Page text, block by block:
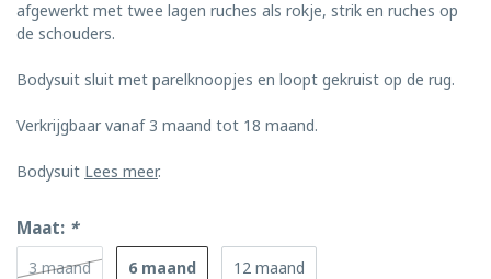
afgewerkt met twee lagen ruches als rokje, strik en ruches op
de schouders.
Bodysuit sluit met parelknoopjes en loopt gekruist op de rug.
Verkrijgbaar vanaf 3 maand tot 18 maand.
Bodysuit Lees meer.
Maat: *
3 maand 6 maand 12 maand